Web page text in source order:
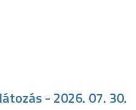
- 2026. 07. 30.